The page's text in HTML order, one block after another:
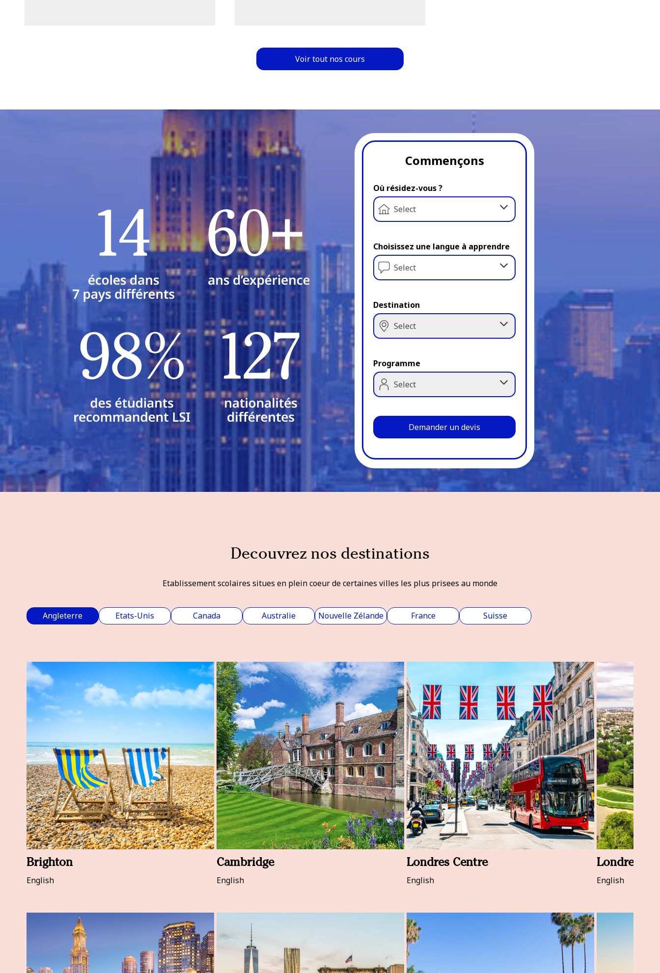
Voir tout nos cours
Commençons
Où résidez-vous ?
Select
Choisissez une langue à apprendre
Select
Destination
Select
Programme
Select
Demander un devis
Decouvrez nos destinations
Etablissement scolaires situes en plein coeur de certaines villes les plus prisees au monde
Angleterre Etats-Unis Canada Australie Nouvelle Zélande France Suisse
Brighton
English
Cambridge
English
Londres Centre
English
Londres
English